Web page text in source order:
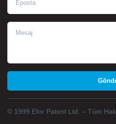
© 1999 Efor Patent Ltd. – Tüm